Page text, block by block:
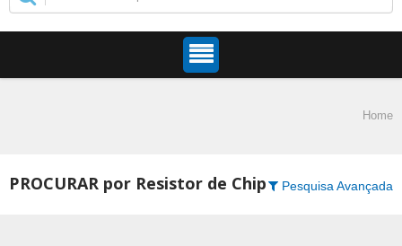
Home
PROCURAR por Resistor de Chip Pesquisa Avançada